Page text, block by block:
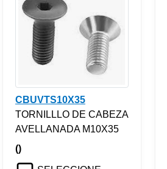
CBUVTS10X35
TORNILLLO DE CABEZA
AVELLANADA M10X35
()